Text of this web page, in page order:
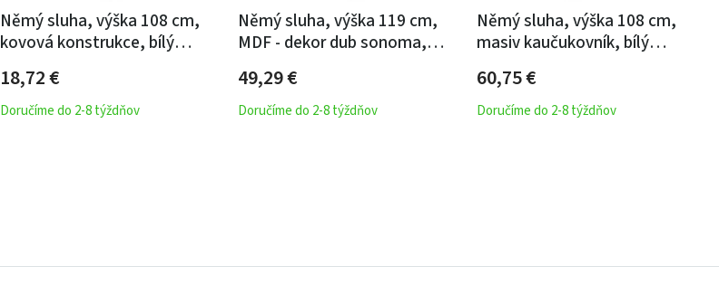
Němý sluha, výška 108 cm,
kovová konstrukce, bílý
18,72€
Doručíme do 2-8 týždňov
Němý sluha, výška 119 cm,
MDF - dekor dub sonoma,
49,29€
Doručíme do 2-8 týždňov
Němý sluha, výška 108 cm,
masiv kaučukovník, bílý
60,75€
Doručíme do 2-8 týždňov